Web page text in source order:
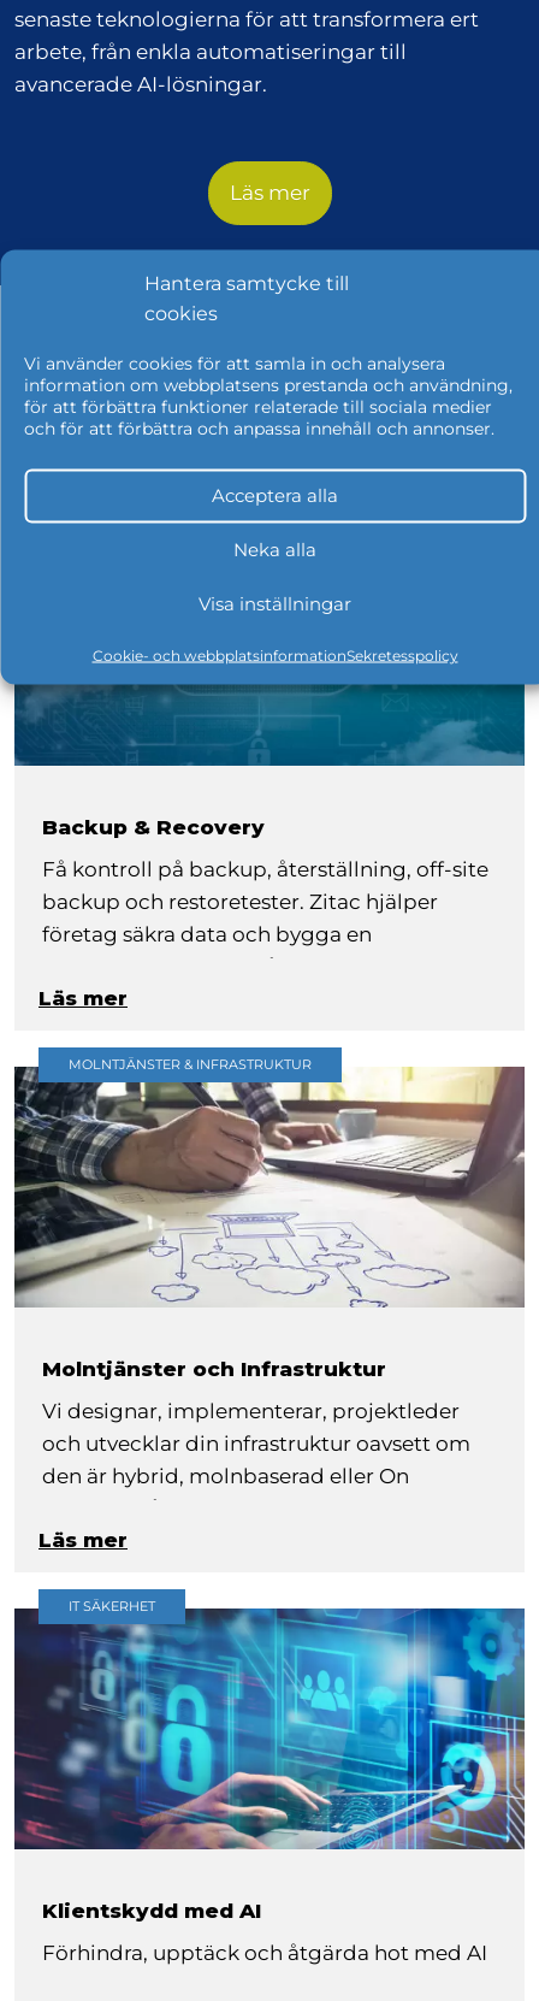
Hantera samtycke till
cookies
Vi använder cookies för att samla in och analysera
information om webbplatsens prestanda och användning,
för att förbättra funktioner relaterade till sociala medier
och för att förbättra och anpassa innehåll och annonser.
Acceptera alla
Neka alla
Visa inställningar
Cookie- och webbplatsinformationSekretesspolicy
senaste teknologierna för att transformera ert
arbete, från enkla automatiseringar till
avancerade AI-lösningar.
Läs mer
Fler tjänster vi erbjuder
Backup & Recovery
Få kontroll på backup, återställning, off-site
backup och restoretester. Zitac hjälper
företag säkra data och bygga en
backupstrategi som håller över tid.
Läs mer
MOLNTJÄNSTER & INFRASTRUKTUR
Molntjänster och Infrastruktur
Vi designar, implementerar, projektleder
och utvecklar din infrastruktur oavsett om
den är hybrid, molnbaserad eller On
Premise. Våra konsulter som jobbar med
infrastruktur har lång erfarenhet och är
oss av.
Läs mer
IT SÄKERHET
Klientskydd med AI
Förhindra, upptäck och åtgärda hot med AI